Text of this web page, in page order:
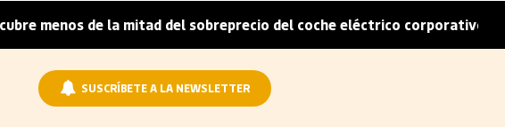
de la mitad del sobreprecio del coche eléctrico corporativo |
SUSCRÍBETE A LA NEWSLETTER